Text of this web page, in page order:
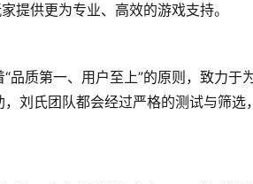
提供更为专业、高效的游戏支持。
品质第一、用户至上”的原则，致力于
刘氏团队都会经过严格的测试与筛